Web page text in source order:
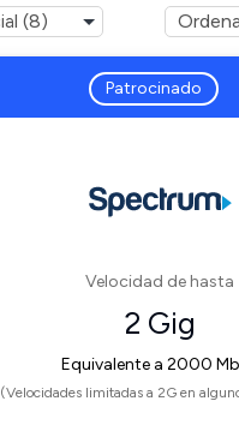
Patrocinado
Velocidad de hasta
2 Gig
Equivalente a 2000
(Velocidades limitadas a 2G en